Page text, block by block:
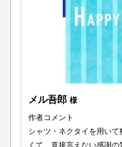
メル吾郎 様
作者コメント
シャツ・ネクタイを用い
くて、直接言えない感謝